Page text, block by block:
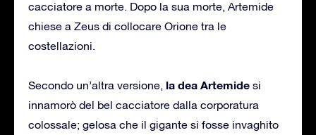
cacciatore a morte. Dopo la sua morte, Artemide
chiese a Zeus di collocare Orione tra le
costellazioni.
Secondo un’altra versione, la dea Artemide si
innamorò del bel cacciatore dalla corporatura
colossale; gelosa che il gigante si fosse invaghito